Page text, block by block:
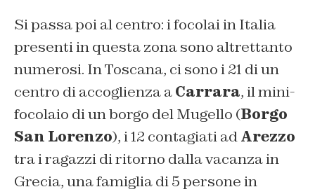
Si passa poi al centro: i focolai in Italia
presenti in questa zona sono altrettanto
numerosi. In Toscana, ci sono i 21 di un
centro di accoglienza aCarrara, il mini-
focolaio di un borgo del Mugello (Borgo
San Lorenzo), i 12 contagiati adArezzo
tra i ragazzi di ritorno dalla vacanza in
Grecia, una famiglia di 5 persone in